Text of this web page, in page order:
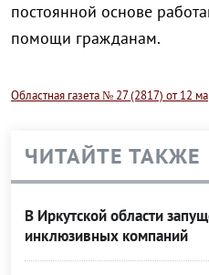
постоянной основе
помощи гражданам.
Областная газета № 27 (2817) от 12
ЧИТАЙТЕ ТАКЖЕ
В Иркутской области
инклюзивных компаний